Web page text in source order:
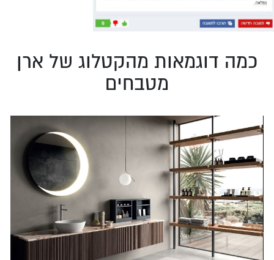
כמה דוגמאות מהקטלוג של ארן
מטבחים